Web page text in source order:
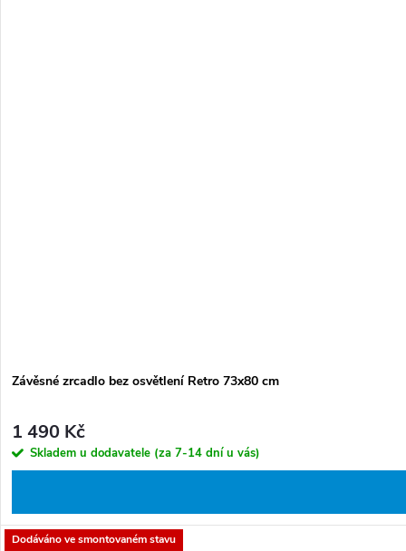
Závěsné zrcadlo bez osvětlení Retro 73x80 cm
1 490 Kč
Skladem u dodavatele (za 7-14 dní u vás)
Dodáváno ve smontovaném stavu